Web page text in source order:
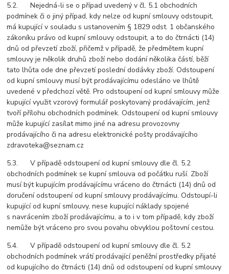
5.2. Nejedná-li se o případ uvedený v čl. 5.1 obchodních
podmínek či o jiný případ, kdy nelze od kupní smlouvy odstoupit,
má kupující v souladu s ustanovením § 1829 odst. 1 občanského
zákoníku právo od kupní smlouvy odstoupit, a to do čtrnácti (14)
dnů od převzetí zboží, přičemž v případě, že předmětem kupní
smlouvy je několik druhů zboží nebo dodání několika částí, běží
tato lhůta ode dne převzetí poslední dodávky zboží. Odstoupení
od kupní smlouvy musí být prodávajícímu odesláno ve lhůtě
uvedené v předchozí větě. Pro odstoupení od kupní smlouvy může
kupující využit vzorový formulář poskytovaný prodávajícím, jenž
tvoří přílohu obchodních podmínek. Odstoupení od kupní smlouvy
může kupující zasílat mimo jiné na adresu provozovny
prodávajícího či na adresu elektronické pošty prodávajícího
zdravoteka@seznam.cz
5.3. V případě odstoupení od kupní smlouvy dle čl. 5.2
obchodních podmínek se kupní smlouva od počátku ruší. Zboží
musí být kupujícím prodávajícímu vráceno do čtrnácti (14) dnů od
doručení odstoupení od kupní smlouvy prodávajícímu. Odstoupí-li
kupující od kupní smlouvy, nese kupující náklady spojené
s navrácením zboží prodávajícímu, a to i v tom případě, kdy zboží
nemůže být vráceno pro svou povahu obvyklou poštovní cestou.
5.4. V případě odstoupení od kupní smlouvy dle čl. 5.2
obchodních podmínek vrátí prodávající peněžní prostředky přijaté
od kupujícího do čtrnácti (14) dnů od odstoupení od kupní smlouvy